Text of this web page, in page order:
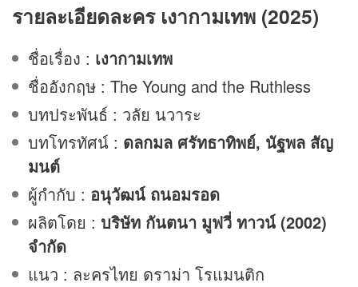
รายละเอียดละคร เงากามเทพ (2025)
ชื่อเรื่อง : เงากามเทพ
ชื่ออังกฤษ : The Young and the Ruthless
บทประพันธ์ : วลัย นวาระ
บทโทรทัศน์ : ดลกมล ศรัทธาทิพย์, นัฐพล สัญ
มนต์
ผู้กำกับ : อนุวัฒน์ ถนอมรอด
ผลิตโดย : บริษัท กันตนา มูฟวี่ ทาวน์ (2002)
จำกัด
แนว : ละครไทย ดราม่า โรแมนติก